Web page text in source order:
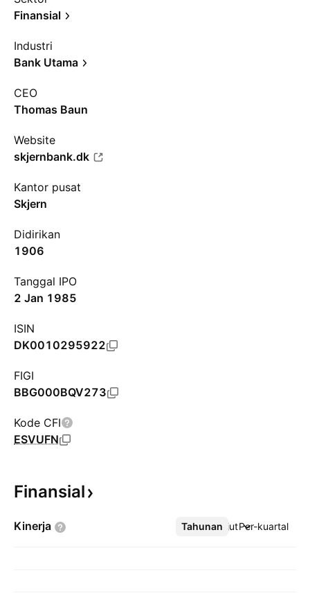
Finansial
Industri
Bank Utama
CEO
Thomas Baun
Website
skjernbank.dk
Kantor pusat
Skjern
Didirikan
1906
Tanggal IPO
2 Jan 1985
ISIN
DK0010295922
FIGI
BBG000BQV273
Kode CFI
ESVUFN
Finansial
Kinerja Tahunan Per-kuartal
Lebih lanjut